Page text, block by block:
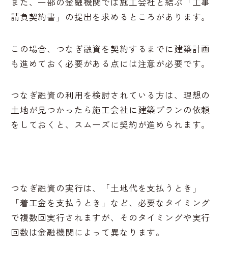
請負契約書」の提出を求めるところがあります。
この場合、つなぎ融資を契約するまでに建築計画
も進めておく必要がある点には注意が必要です。
つなぎ融資の利用を検討されている方は、理想の
土地が見つかったら施工会社に建築プランの依頼
をしておくと、スムーズに契約が進められます。
つなぎ融資の実行は、「土地代を支払うとき」
「着工金を支払うとき」など、必要なタイミング
で複数回実行されますが、そのタイミングや実行
回数は金融機関によって異なります。